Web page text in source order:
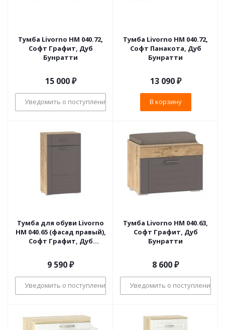
Тумба Livorno НМ 040.72,
Софт Графит, Дуб
Бунратти
15 000₽
Уведомить о поступлении
Тумба Livorno НМ 040.72,
Софт Панакота, Дуб
Бунратти
13 090₽
В корзину
Тумба для обуви Livorno
НМ 040.65 (фасад правый),
Софт Графит, Дуб
9 590₽
Уведомить о поступлении
Тумба Livorno НМ 040.63,
Софт Графит, Дуб
Бунратти
8 600₽
Уведомить о поступлении